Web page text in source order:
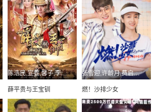
陈浩民,宣萱,馨子,李进荣,张亮
薛平贵与王宝钏
张雪迎,许龄月,费启鸣,高旻睿,苏可,张棪琰
燃！沙排少女